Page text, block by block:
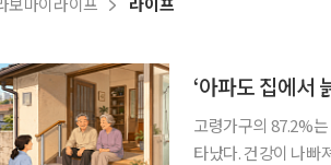
‘아파도 집에서
고령가구의 87.2%
타났다. 건강이 나빠